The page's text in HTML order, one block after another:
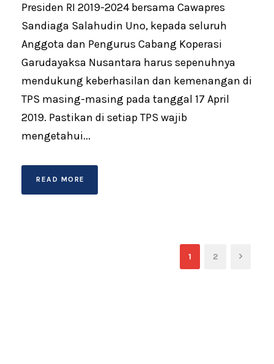
Presiden RI 2019-2024 bersama Cawapres
Sandiaga Salahudin Uno, kepada seluruh
Anggota dan Pengurus Cabang Koperasi
Garudayaksa Nusantara harus sepenuhnya
mendukung keberhasilan dan kemenangan di
TPS masing-masing pada tanggal 17 April
2019. Pastikan di setiap TPS wajib
mengetahui...
READ MORE
1 2